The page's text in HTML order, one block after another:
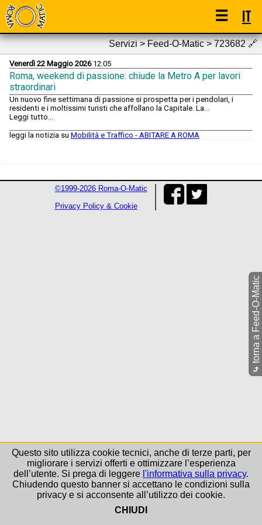
☰ IT
Servizi > Feed-O-Matic > 723682🔗
Venerdì 22 Maggio 202612:05
Roma, weekend di passione: chiude la Metro A per lavori
straordinari
Un nuovo fine settimana di passione si prospetta per i pendolari, i
residenti e i moltissimi turisti che affollano la Capitale. La...
Leggi tutto...
leggi la notizia su Mobilità e Traffico - ABITARE A ROMA
⤷
torna a Feed-O-Matic
©1999-2026 Roma-O-Matic
Privacy Policy & Cookie
Questo sito utilizza cookie tecnici, anche di terze parti, per
migliorare i servizi offerti e ottimizzare l’esperienza
dell’utente. Si prega di leggere l'informativa sulla privacy.
Chiudendo questo banner si accettano le condizioni sulla
privacy e si acconsente all’utilizzo dei cookie.
CHIUDI